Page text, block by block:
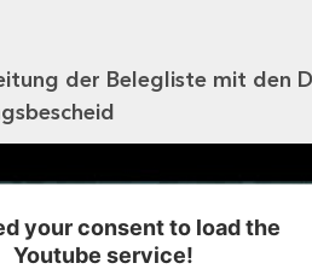
der Belegliste mit den
your consent to load the
Youtube service!